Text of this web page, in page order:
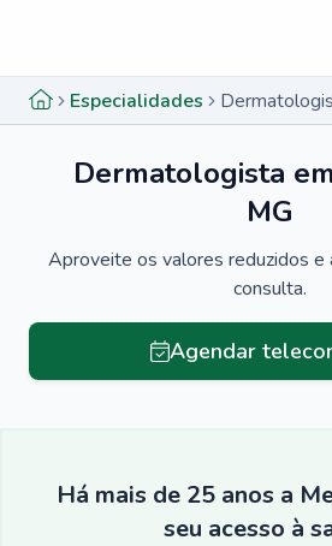
Especialidades
Dermatologista
MG
Aproveite os valores reduzidos e
consulta.
Agendar
Há mais de 25 anos a
seu acesso à